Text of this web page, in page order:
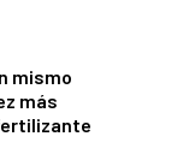
mismo
más